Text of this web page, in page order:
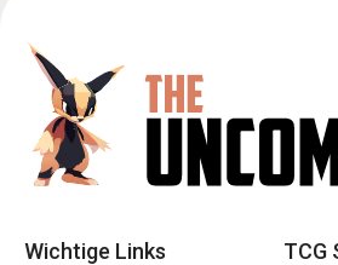
Wichtige Links TCG